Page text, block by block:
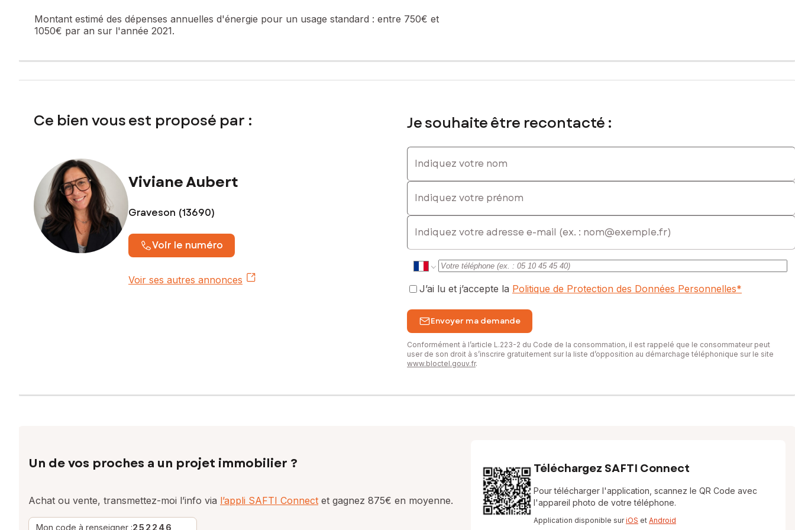
Montant estimé des dépenses annuelles d'énergie pour un usage standard : entre 750€ et
1050€ par an sur l'année 2021.
Ce bien vous est proposé par :
Viviane Aubert
Graveson (13690)
Voir le numéro
Voir ses autres annonces
Je souhaite être recontacté :
Indiquez votre nom
Indiquez votre prénom
E-mail
J’ai lu et j’accepte la Politique de Protection des Données Personnelles*
Envoyer ma demande
Conformément à l’article L.223-2 du Code de la consommation, il est rappelé que le consommateur peut
user de son droit à s’inscrire gratuitement sur la liste d’opposition au démarchage téléphonique sur le site
www.bloctel.gouv.fr.
Un de vos proches a un projet immobilier ?
Achat ou vente, transmettez-moi l’info via l’appli SAFTI Connect et gagnez 875€ en moyenne.
Mon code à renseigner :252246
Téléchargez SAFTI Connect
Pour télécharger l'application, scannez le QR Code avec
l'appareil photo de votre téléphone.
Application disponible suriOS et Android